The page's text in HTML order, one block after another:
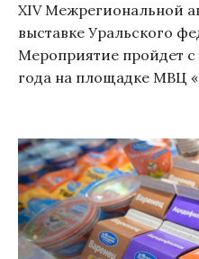
XIV Межрегиональной
выставке Уральского
Мероприятие пройдет с
года на площадке МВЦ